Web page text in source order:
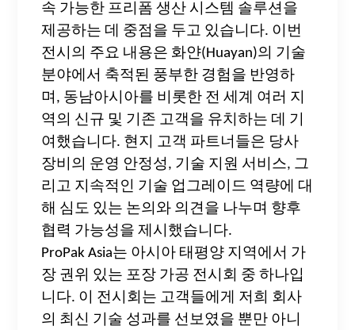
속 가능한 프리폼 생산 시스템 솔루션을
제공하는 데 중점을 두고 있습니다. 이번
전시의 주요 내용은 화얀(Huayan)의 기술
분야에서 축적된 풍부한 경험을 반영하
며, 동남아시아를 비롯한 전 세계 여러 지
역의 신규 및 기존 고객을 유치하는 데 기
여했습니다. 현지 고객 파트너들은 당사
장비의 운영 안정성, 기술 지원 서비스, 그
리고 지속적인 기술 업그레이드 역량에 대
해 심도 있는 논의와 의견을 나누며 향후
협력 가능성을 제시했습니다.
ProPak Asia는 아시아 태평양 지역에서 가
장 권위 있는 포장 가공 전시회 중 하나입
니다. 이 전시회는 고객들에게 저희 회사
의 최신 기술 성과를 선보였을 뿐만 아니